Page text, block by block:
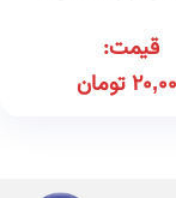
قیمت:
تومان